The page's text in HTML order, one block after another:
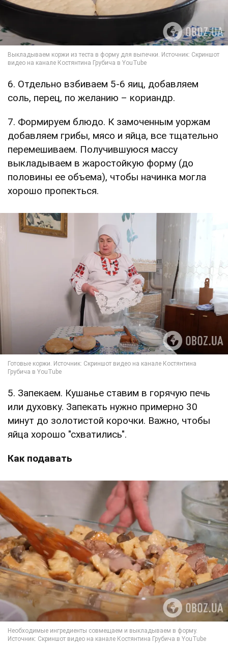
6. Отдельно взбиваем 5-6 яиц, добавляем
соль, перец, по желанию – кориандр.
7. Формируем блюдо. К замоченным уоржам
добавляем грибы, мясо и яйца, все тщательно
перемешиваем. Получившуюся массу
выкладываем в жаростойкую форму (до
половины ее объема), чтобы начинка могла
хорошо пропекться.
5. Запекаем. Кушанье ставим в горячую печь
или духовку. Запекать нужно примерно 30
минут до золотистой корочки. Важно, чтобы
яйца хорошо "схватились".
Как подавать